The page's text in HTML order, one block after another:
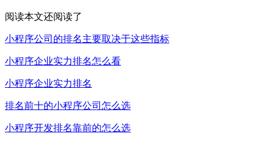
阅读本文还阅读了
小程序公司的排名主要取决于这些指标
小程序企业实力排名怎么看
小程序企业实力排名
排名前十的小程序公司怎么选
小程序开发排名靠前的怎么选